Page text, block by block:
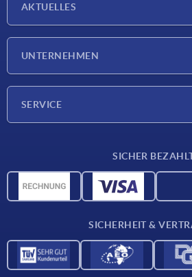
AKTUELLES
UNTERNEHMEN
SERVICE
CAD-Daten
Für Lieferanten
SICHER
SICHERHEIT &